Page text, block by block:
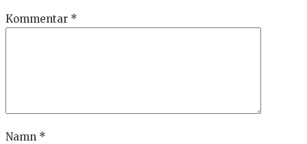
Kommentar *
Namn *